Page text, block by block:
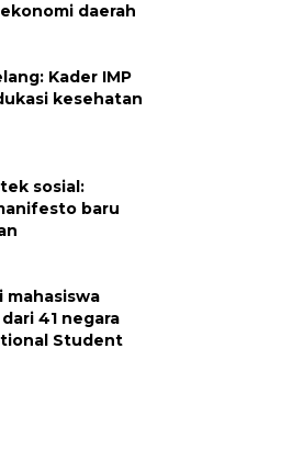
daerah
Kader IMP
kesehatan
sosial:
baru
mahasiswa
41 negara
Student